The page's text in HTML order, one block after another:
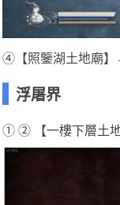
④【照鑒湖土地廟
浮屠界
① ② 【一樓下層土地